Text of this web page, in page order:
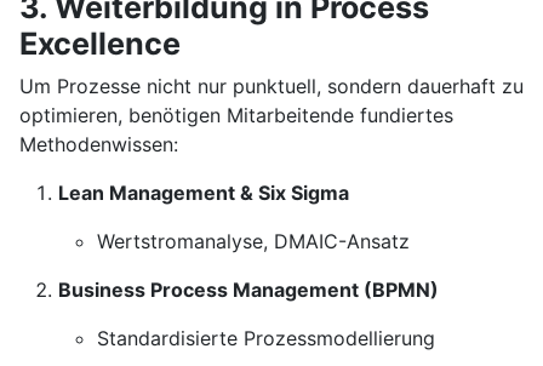
3. Weiterbildung in Process
Excellence
Um Prozesse nicht nur punktuell, sondern dauerhaft zu
optimieren, benötigen Mitarbeitende fundiertes
Methodenwissen:
Lean Management & Six Sigma
Wertstromanalyse, DMAIC-Ansatz
Business Process Management (BPMN)
Standardisierte Prozessmodellierung